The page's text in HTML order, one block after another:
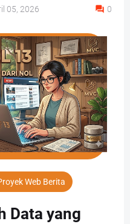
05, 2026 0
Web Berita
Data yang